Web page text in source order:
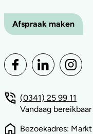
Afspraak maken
(0341) 25 99 11
Vandaag
Bezoekadres: